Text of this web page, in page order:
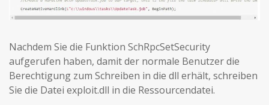
Nachdem Sie die Funktion SchRpcSetSecurity
aufgerufen haben, damit der normale Benutzer die
Berechtigung zum Schreiben in die dll erhält, schreiben
Sie die Datei exploit.dll in die Ressourcendatei.